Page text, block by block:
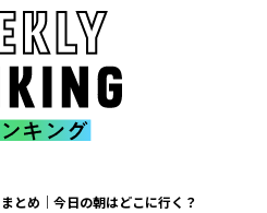
まとめ｜今日の朝はどこに行く？